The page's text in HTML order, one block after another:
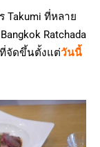
Takumi ที่หลาย
Ratchada
จัดขึ้นตั้งแต่วันนี้